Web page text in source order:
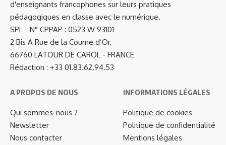
d'enseignants francophones sur leurs pratiques
pédagogiques en classe avec le numérique.
SPL - N° CPPAP : 0523 W 93101
2 Bis A Rue de la Coume d’Or,
66760 LATOUR DE CAROL - FRANCE
Rédaction : +33 01.83.62.94.53
A PROPOS DE NOUS
Qui sommes-nous ?
Newsletter
Nous contacter
INFORMATIONS LÉGALES
Politique de cookies
Politique de confidentialité
Mentions légales